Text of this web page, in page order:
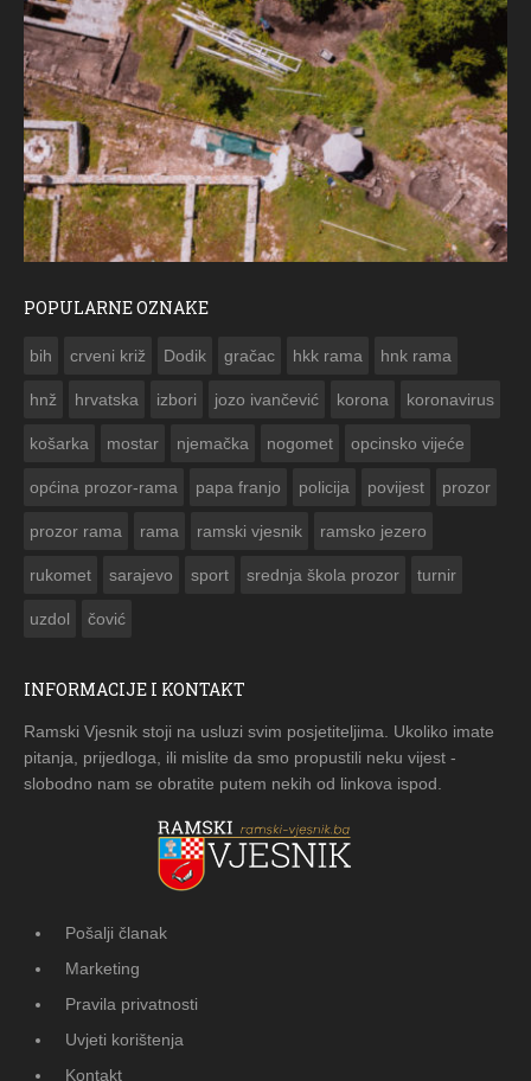
POPULARNE OZNAKE
bih crveni križ Dodik gračac hkk rama hnk rama
hnž hrvatska izbori jozo ivančević korona koronavirus
košarka mostar njemačka nogomet opcinsko vijeće
općina prozor-rama papa franjo policija povijest prozor
prozor rama rama ramski vjesnik ramsko jezero
rukomet sarajevo sport srednja škola prozor turnir
uzdol čović
INFORMACIJE I KONTAKT
Ramski Vjesnik stoji na usluzi svim posjetiteljima. Ukoliko imate
pitanja, prijedloga, ili mislite da smo propustili neku vijest -
slobodno nam se obratite putem nekih od linkova ispod.
Pošalji članak
Marketing
Pravila privatnosti
Uvjeti korištenja
Kontakt